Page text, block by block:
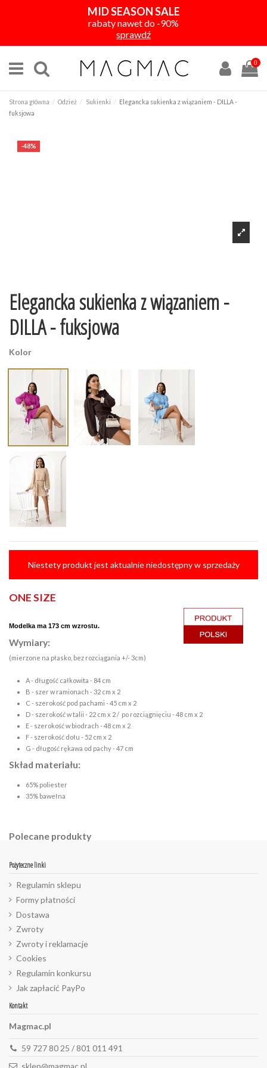
MID SEASON SALE
rabaty nawet do -90%
sprawdź
0
Strona główna Odzież Sukienki
Elegancka sukienka z wiązaniem - DILLA -
fuksjowa
-48%
Elegancka sukienka z wiązaniem -
DILLA - fuksjowa
Kolor
Niestety produkt jest aktualnie niedostępny w sprzedaży
ONE SIZE
Modelka ma 173 cm wzrostu.
Wymiary:
(mierzone na płasko, bez rozciągania +/- 3cm)
A - długość całkowita - 84 cm
B - szer w ramionach - 32 cm x 2
C - szerokość pod pachami - 45 cm x 2
D - szerokość w talii - 22 cm x 2 / po rozciągnięciu - 48 cm x 2
E - szerokość w biodrach - 48 cm x 2
F - szerokość dołu - 52 cm x 2
G - długość rękawa od pachy - 47 cm
Skład materiału:
65% poliester
35% bawełna
Polecane produkty
Pożyteczne linki
Regulamin sklepu
Formy płatności
Dostawa
Zwroty
Zwroty i reklamacje
Cookies
Regulamin konkursu
Jak zapłacić PayPo
Kontakt
Magmac.pl
59 727 80 25 / 801 011 491